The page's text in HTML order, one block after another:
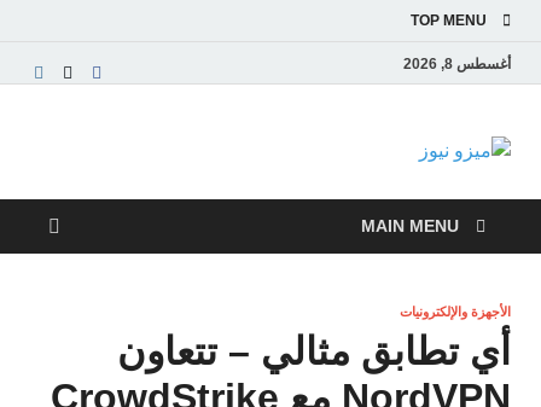
TOP MENU
أغسطس 8, 2026
ميزو نيوز
والاقتصادية
MAIN MENU
الأجهزة والإلكترونيات
أي تطابق مثالي – تتعاون
NordVPN مع CrowdStrike